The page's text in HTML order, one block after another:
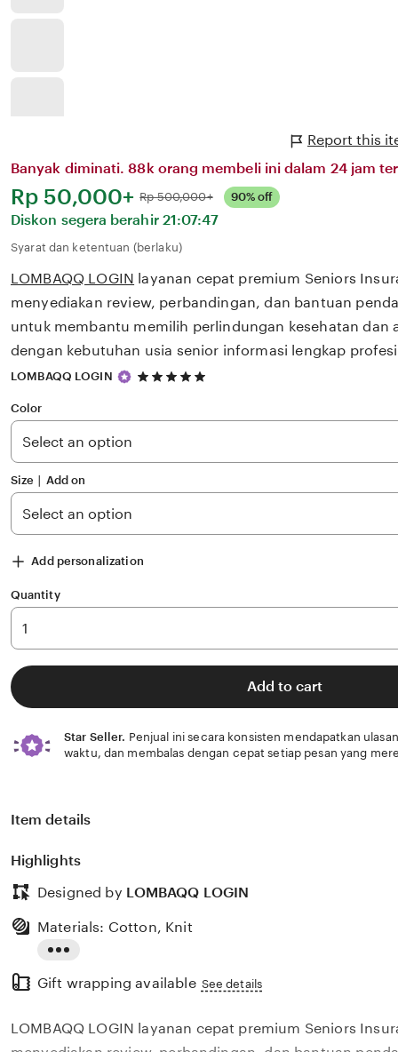
Report this
Banyak diminati. 88k orang membeli ini dalam 24 jam
Harga:
Rp 50,000+ Normal:
Rp 500,000+ 90% off
Diskon segera berahir 21:07:47
Syarat dan ketentuan (berlaku)
LOMBAQQ LOGIN layanan cepat premium Seniors
menyediakan review, perbandingan, dan bantuan
untuk membantu memilih perlindungan kesehatan dan
dengan kebutuhan usia senior informasi lengkap
LOMBAQQ LOGIN
5
5
Color
Size ∣ Add on
Add personalization
Quantity
Add to cart
Star Seller. Penjual ini secara konsisten mendapatkan
waktu, dan membalas dengan cepat setiap pesan yang
Item details
Highlights
Designed by LOMBAQQ LOGIN
the
description
Materials: Cotton, Knit
Gift wrapping available See details
LOMBAQQ LOGIN layanan cepat premium Seniors